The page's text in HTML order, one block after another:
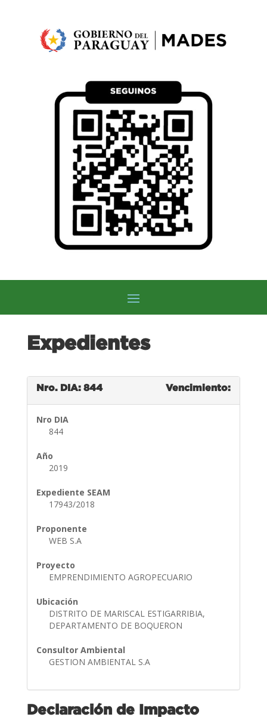
Expedientes
Nro. DIA: 844 Vencimiento:
Nro DIA
844
Año
2019
Expediente SEAM
17943/2018
Proponente
WEB S.A
Proyecto
EMPRENDIMIENTO AGROPECUARIO
Ubicación
DISTRITO DE MARISCAL ESTIGARRIBIA,
DEPARTAMENTO DE BOQUERON
Consultor Ambiental
GESTION AMBIENTAL S.A
Declaración de Impacto